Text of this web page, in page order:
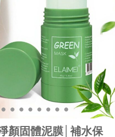
顏固體泥膜│補水保